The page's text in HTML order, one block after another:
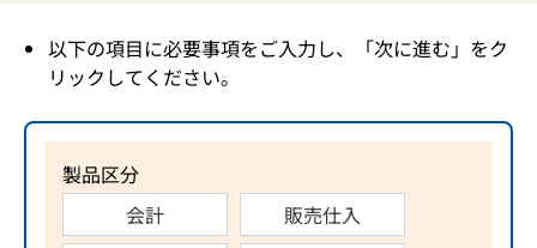
以下の項目に必要事項をご入力し、「次に進む」をク
リックしてください。
製品区分
会計
販売仕入